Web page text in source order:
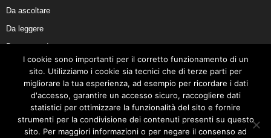
Da ascoltare
Da leggere
Da non perdere
Da conoscere
Da preservare
Da vivere
Cookie Policy
I cookie sono importanti per il corretto funzionamento di un
sito. Utilizziamo i cookie sia tecnici che di terze parti per
migliorare la tua esperienza, ad esempio per ricordare i dati
d'accesso, garantire un accesso sicuro, raccogliere dati
statistici per ottimizzare la funzionalità del sito e fornire
strumenti per la condivisione dei contenuti presenti su questo
sito. Per maggiori informazioni o per negare il consenso ad